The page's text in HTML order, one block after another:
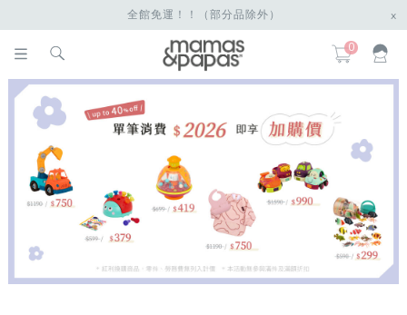
全館免運！！（部分品除外） x
0